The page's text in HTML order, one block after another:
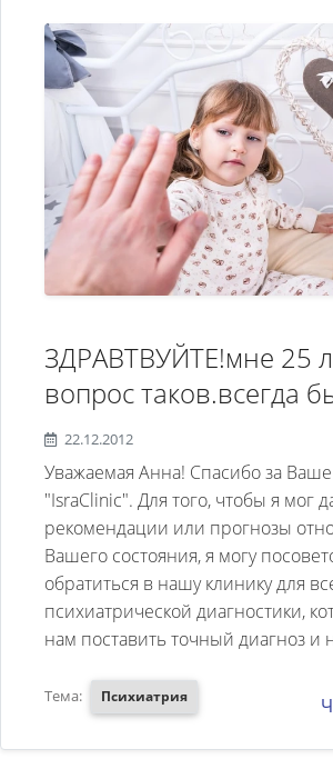
некомфортно при
разговорах по
незнакомыми людьми
посещений
туалетов без кабинок
забыть. Иногда чтобы
мысль начинаю
быстро тораторить
в легких не кончится
дыхании, так что меня
понимает никто. В
людьми всегда есть
чувство вины и страха,
будто я кому-то что-
хотел бы узнать
приблизительную
лечение в вашей
Спасибо за понимание
ЗДРАВТВУЙТЕ!мне 25
вопрос таков.всегда
ребёнком.много
себе ,на фоне этого
развивались
спады
сидеть дома,ничего
думая о своих
проблемах.обращалась
успокоительное.семья
22.12.2012
Уважаемая Анна! Спасибо за
"IsraClinic". Для того, чтобы я мог
рекомендации или прогнозы
Вашего состояния, я могу
обратиться в нашу клинику для
психиатрической диагностики,
нам поставить точный диагноз и
Тема: Психиатрия